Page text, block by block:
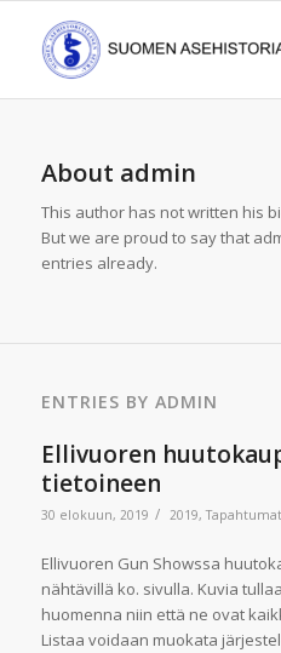
About admin
This author has not written his
But we are proud to say that
entries already.
ENTRIES BY ADMIN
Ellivuoren
tietoineen
30 elokuun, 2019 / 2019,Tapahtumat
Ellivuoren Gun Showssa
nähtävillä ko. sivulla. Kuvia
huomenna niin että ne ovat
Listaa voidaan muokata